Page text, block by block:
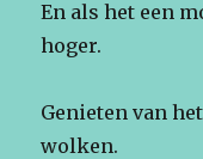
En als het een
hoger.
Genieten van
wolken.